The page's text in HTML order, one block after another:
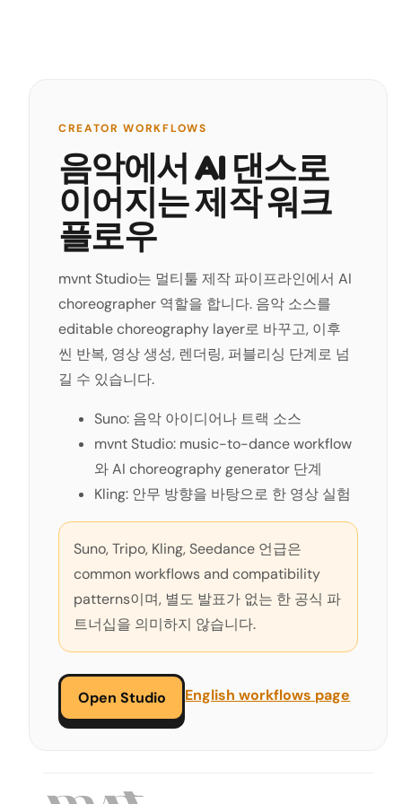
CREATOR WORKFLOWS
음악에서 AI 댄스로
이어지는 제작 워크
플로우
mvnt Studio는 멀티툴 제작 파이프라인에서 AI
choreographer 역할을 합니다. 음악 소스를
editable choreography layer로 바꾸고, 이후
씬 반복, 영상 생성, 렌더링, 퍼블리싱 단계로 넘
길 수 있습니다.
Suno: 음악 아이디어나 트랙 소스
mvnt Studio: music-to-dance workflow
와 AI choreography generator 단계
Kling: 안무 방향을 바탕으로 한 영상 실험
Suno, Tripo, Kling, Seedance 언급은
common workflows and compatibility
patterns이며, 별도 발표가 없는 한 공식 파
트너십을 의미하지 않습니다.
Open Studio English workflows page